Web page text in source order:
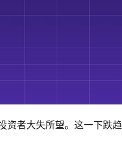
者大失所望。这一下跌